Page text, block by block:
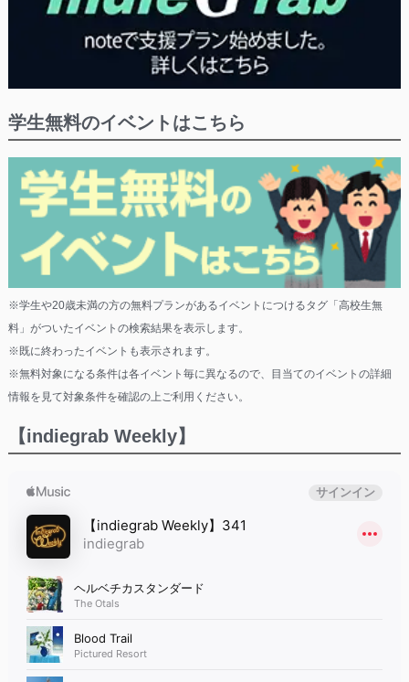
学生無料のイベントはこちら
※学生や20歳未満の方の無料プランがあるイベントにつけるタグ「高校生無
料」がついたイベントの検索結果を表示します。
※既に終わったイベントも表示されます。
※無料対象になる条件は各イベント毎に異なるので、目当てのイベントの詳細
情報を見て対象条件を確認の上ご利用ください。
【indiegrab Weekly】